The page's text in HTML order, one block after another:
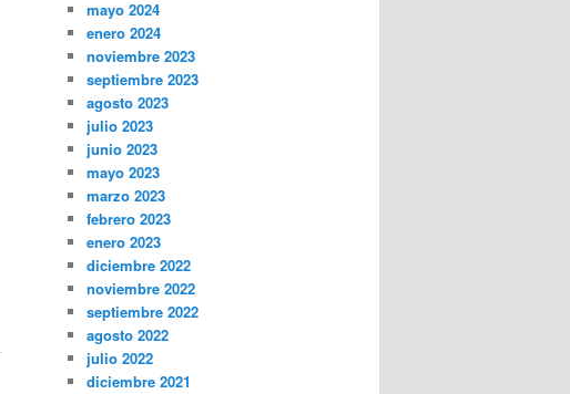
mayo 2024
enero 2024
noviembre 2023
septiembre 2023
agosto 2023
julio 2023
junio 2023
mayo 2023
marzo 2023
febrero 2023
enero 2023
diciembre 2022
noviembre 2022
septiembre 2022
agosto 2022
julio 2022
diciembre 2021